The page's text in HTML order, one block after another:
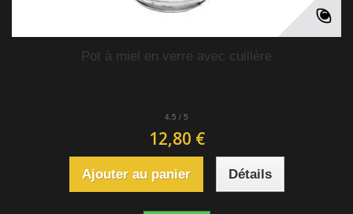
Pot à miel en verre avec cuillère
4.5 / 5
12,80 €
Ajouter au panier Détails